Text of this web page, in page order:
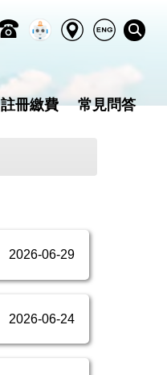
註冊繳費 常見問答
2026-06-29
2026-06-24